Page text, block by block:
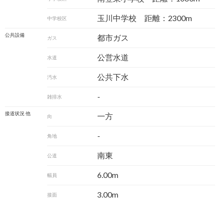
中学校区 玉川中学校 距離：2300m
公共設備 ガス 都市ガス
水道 公営水道
汚水 公共下水
雑排水 -
接道状況 他 向 一方
角地 -
公道 南東
幅員 6.00m
接面 3.00m